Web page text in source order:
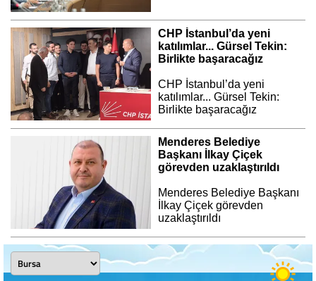
CHP İstanbul’da yeni
katılımlar... Gürsel Tekin:
Birlikte başaracağız
CHP İstanbul’da yeni
katılımlar... Gürsel Tekin:
Birlikte başaracağız
Menderes Belediye
Başkanı İlkay Çiçek
görevden uzaklaştırıldı
Menderes Belediye Başkanı
İlkay Çiçek görevden
uzaklaştırıldı